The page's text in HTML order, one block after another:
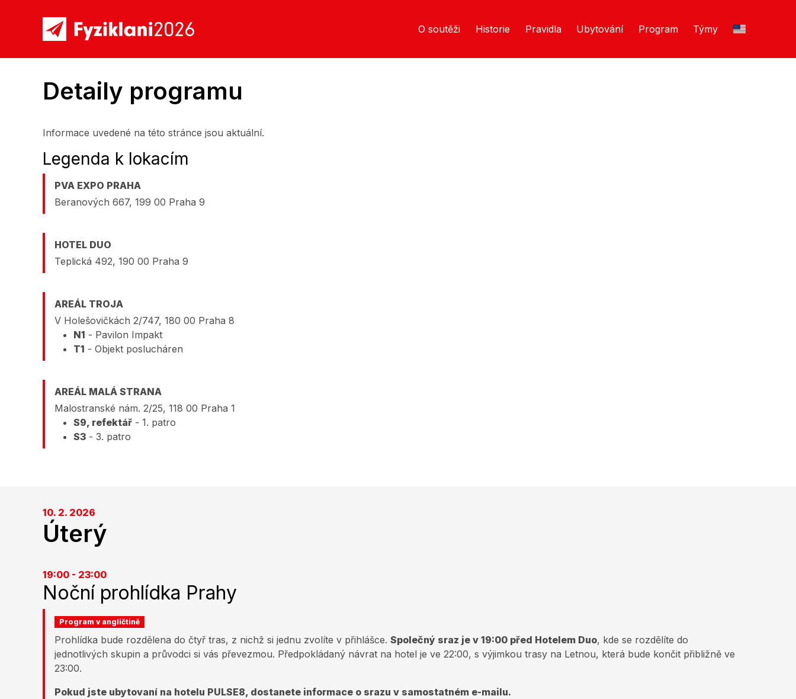
O soutěži Historie Pravidla Ubytování Program Týmy
Detaily programu
Informace uvedené na této stránce jsou aktuální.
Legenda k lokacím
PVA EXPO PRAHA
Beranových 667, 199 00 Praha 9
HOTEL DUO
Teplická 492, 190 00 Praha 9
AREÁL TROJA
V Holešovičkách 2/747, 180 00 Praha 8
N1 - Pavilon Impakt
T1 - Objekt poslucháren
AREÁL MALÁ STRANA
Malostranské nám. 2/25, 118 00 Praha 1
S9, refektář - 1. patro
S3 - 3. patro
10. 2. 2026
Úterý
19:00 - 23:00
Noční prohlídka Prahy
Program v angličtině
Prohlídka bude rozdělena do čtyř tras, z nichž si jednu zvolíte v přihlášce. Společný sraz je v 19:00 před Hotelem Duo, kde se rozdělíte do
jednotlivých skupin a průvodci si vás převezmou. Předpokládaný návrat na hotel je ve 22:00, s výjimkou trasy na Letnou, která bude končit přibližně ve
23:00.
Pokud jste ubytovaní na hotelu PULSE8, dostanete informace o srazu v samostatném e-mailu.